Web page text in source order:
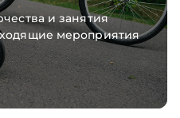
и занятия
мероприятия